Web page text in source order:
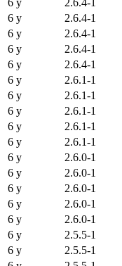
6 y
2.6.4-1
6 y
2.6.4-1
6 y
2.6.4-1
6 y
2.6.4-1
6 y
2.6.4-1
6 y
2.6.1-1
6 y
2.6.1-1
6 y
2.6.1-1
6 y
2.6.1-1
6 y
2.6.1-1
6 y
2.6.0-1
6 y
2.6.0-1
6 y
2.6.0-1
6 y
2.6.0-1
6 y
2.6.0-1
6 y
2.5.5-1
6 y
2.5.5-1